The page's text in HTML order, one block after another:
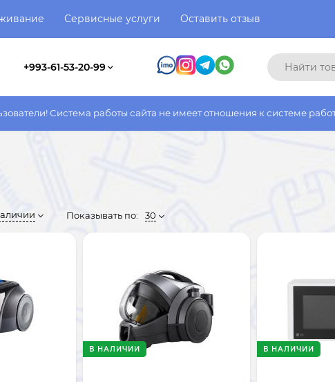
Сервисные услуги Оставить отзыв
+993-61-53-20-99
сайта не имеет отношения к системе работы фактического
Показывать по: 30
В НАЛИЧИИ В НАЛИЧИИ